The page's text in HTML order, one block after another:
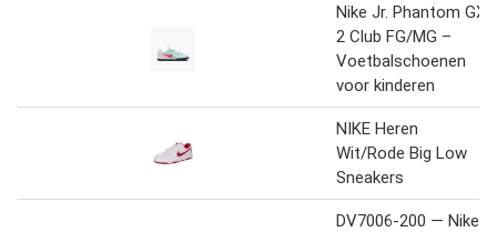
Nike Jr. Phantom GX
2 Club FG/MG –
Voetbalschoenen
voor kinderen
NIKE Heren
Wit/Rode Big Low
Sneakers
DV7006-200 — Nike